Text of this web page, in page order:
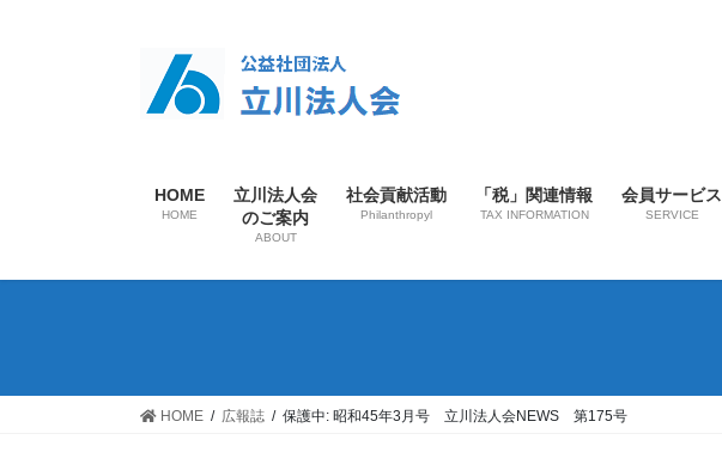
HOME
HOME
立川法人会
のご案内
ABOUT
社会貢献活動
Philanthropyl
「税」関連情報
TAX INFORMATION
会員サービス
SERVICE
HOME 広報誌 保護中: 昭和45年3月号 立川法人会NEWS 第175号